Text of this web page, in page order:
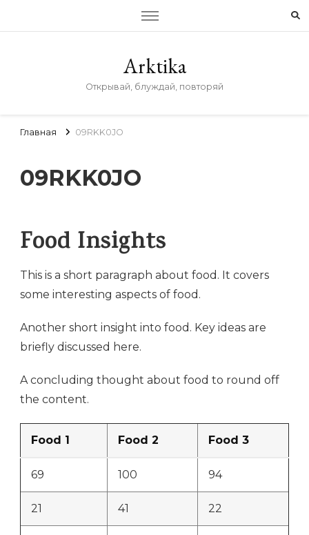
Arktika
Открывай, блуждай, повторяй
Главная 09RKK0JO
09RKK0JO
Food Insights
This is a short paragraph about food. It covers
some interesting aspects of food.
Another short insight into food. Key ideas are
briefly discussed here.
A concluding thought about food to round off
the content.
Food 1 Food 2 Food 3
69 100 94
21 41 22